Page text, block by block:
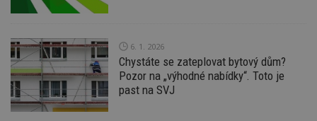
6. 1. 2026
Chystáte se zateplovat bytový dům?
Pozor na „výhodné nabídky“. Toto je
past na SVJ